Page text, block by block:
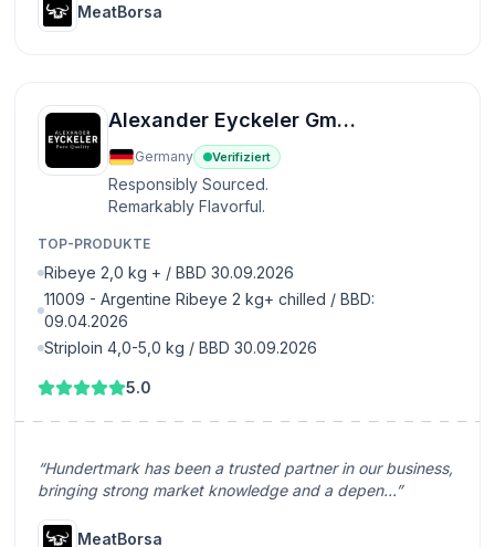
MeatBorsa
Alexander Eyckeler GmbH
Germany Verifiziert
Responsibly Sourced.
Remarkably Flavorful.
TOP-PRODUKTE
Ribeye 2,0 kg + / BBD 30.09.2026
11009 - Argentine Ribeye 2 kg+ chilled / BBD:
09.04.2026
Striploin 4,0-5,0 kg / BBD 30.09.2026
5.0
“Hundertmark has been a trusted partner in our business,
bringing strong market knowledge and a depen...”
MeatBorsa